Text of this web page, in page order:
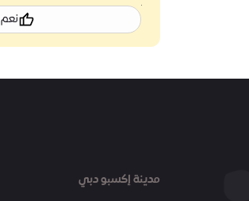
نعم
مدينة إكسبو دبي